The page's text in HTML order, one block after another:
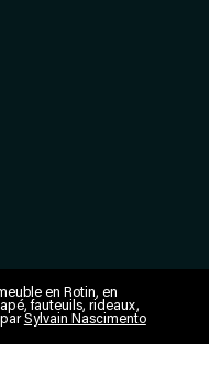
en Rotin, en
fauteuils, rideaux,
parSylvain Nascimento